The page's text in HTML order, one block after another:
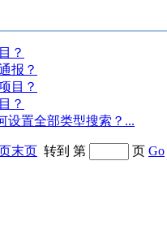
？
报？
目？
？
设置全部类型搜索？...
末页 转到 第 页 Go